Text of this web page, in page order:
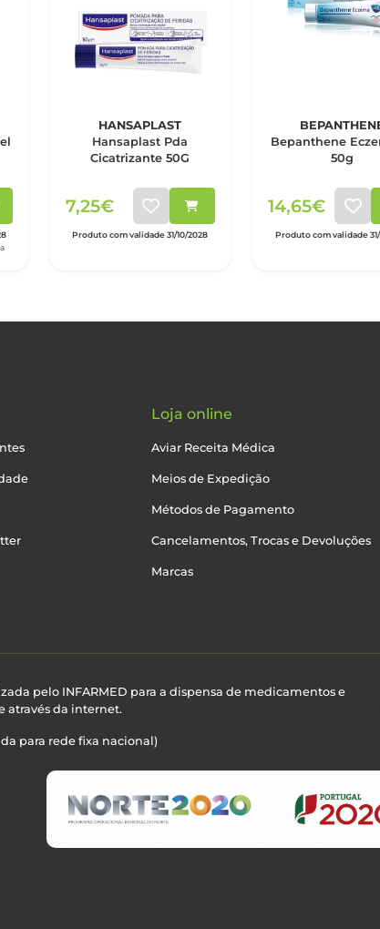
HANSAPLAST
Hansaplast Pda
Cicatrizante 50G
7,25€
Produto com validade 31/10/2028
Bepanthene
50g
14,65€
Produto com validade 31/
Loja online
Aviar Receita Médica
Meios de Expedição
Métodos de Pagamento
Cancelamentos, Trocas e Devoluções
Marcas
pelo INFARMED para a dispensa de medicamentos e
através da internet.
para rede fixa nacional)